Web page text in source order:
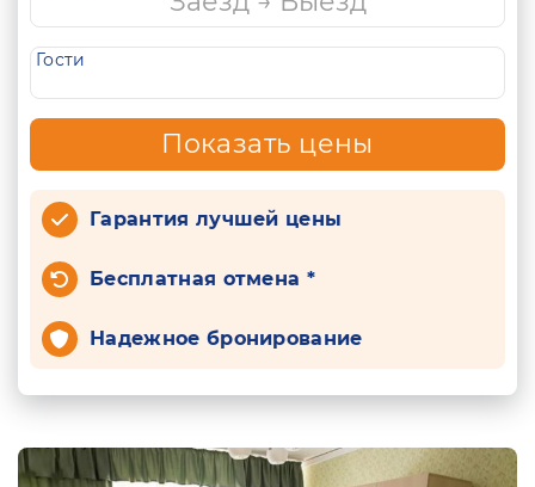
Гости
Показать цены
Гарантия лучшей цены
Бесплатная отмена *
Надежное бронирование